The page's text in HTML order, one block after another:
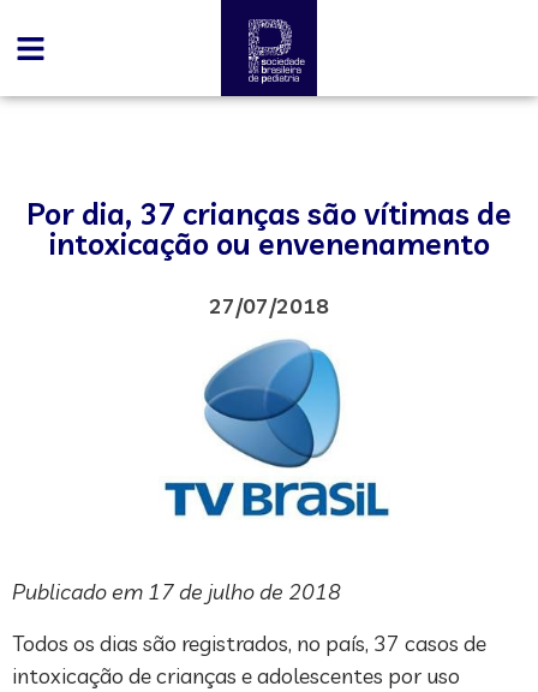
Por dia, 37 crianças são vítimas de
intoxicação ou envenenamento
27/07/2018
Publicado em 17 de julho de 2018
Todos os dias são registrados, no país, 37 casos de
intoxicação de crianças e adolescentes por uso